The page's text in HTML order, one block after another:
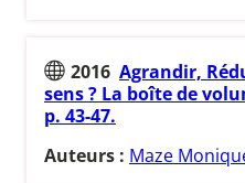
2016 Agrandir,
sens ? La boîte de
p. 43-47.
Auteurs : Maze